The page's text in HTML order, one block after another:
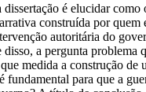
dissertação é elucidar como
construída por quem
autoritária do
a pergunta problema
medida a construção de
fundamental para que a